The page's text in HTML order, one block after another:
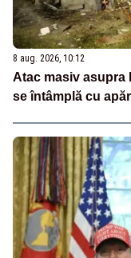
8 aug. 2026, 10:12
Atac masiv asupra
se întâmplă cu